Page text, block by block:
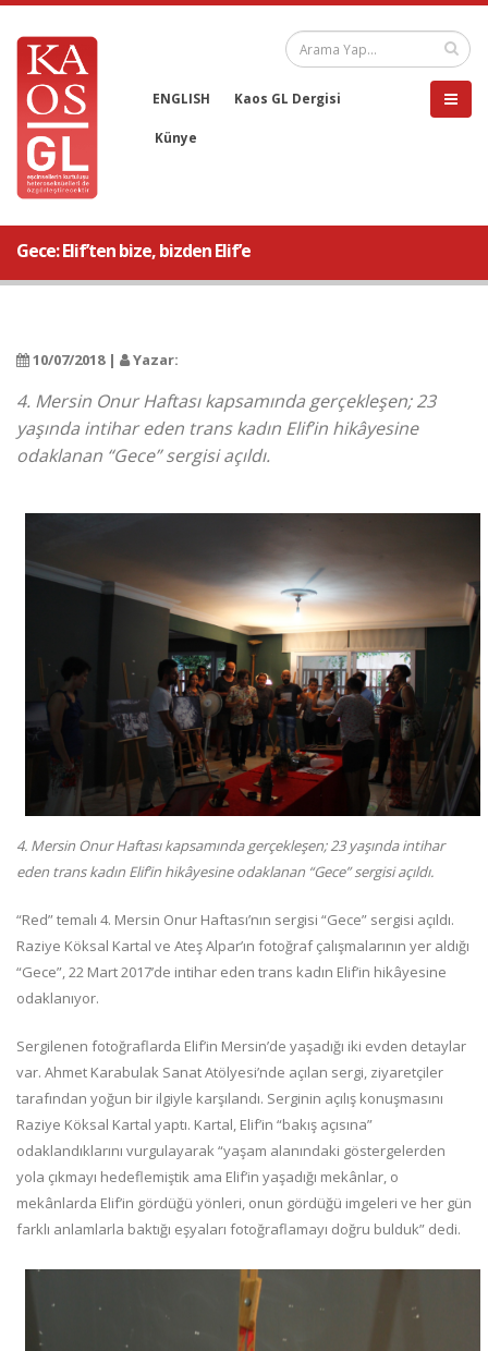
ENGLISH Kaos GL Dergisi
Künye
Gece: Elif’ten bize, bizden Elif’e
10/07/2018 | Yazar:
4. Mersin Onur Haftası kapsamında gerçekleşen; 23
yaşında intihar eden trans kadın Elif’in hikâyesine
odaklanan “Gece” sergisi açıldı.
4. Mersin Onur Haftası kapsamında gerçekleşen; 23 yaşında intihar
eden trans kadın Elif’in hikâyesine odaklanan “Gece” sergisi açıldı.
“Red” temalı 4. Mersin Onur Haftası’nın sergisi “Gece” sergisi açıldı.
Raziye Köksal Kartal ve Ateş Alpar’ın fotoğraf çalışmalarının yer aldığı
“Gece”, 22 Mart 2017’de intihar eden trans kadın Elif’in hikâyesine
odaklanıyor.
Sergilenen fotoğraflarda Elif’in Mersin’de yaşadığı iki evden detaylar
var. Ahmet Karabulak Sanat Atölyesi’nde açılan sergi, ziyaretçiler
tarafından yoğun bir ilgiyle karşılandı. Serginin açılış konuşmasını
Raziye Köksal Kartal yaptı. Kartal, Elif’in “bakış açısına”
odaklandıklarını vurgulayarak “yaşam alanındaki göstergelerden
yola çıkmayı hedeflemiştik ama Elif’in yaşadığı mekânlar, o
mekânlarda Elif’in gördüğü yönleri, onun gördüğü imgeleri ve her gün
farklı anlamlarla baktığı eşyaları fotoğraflamayı doğru bulduk” dedi.